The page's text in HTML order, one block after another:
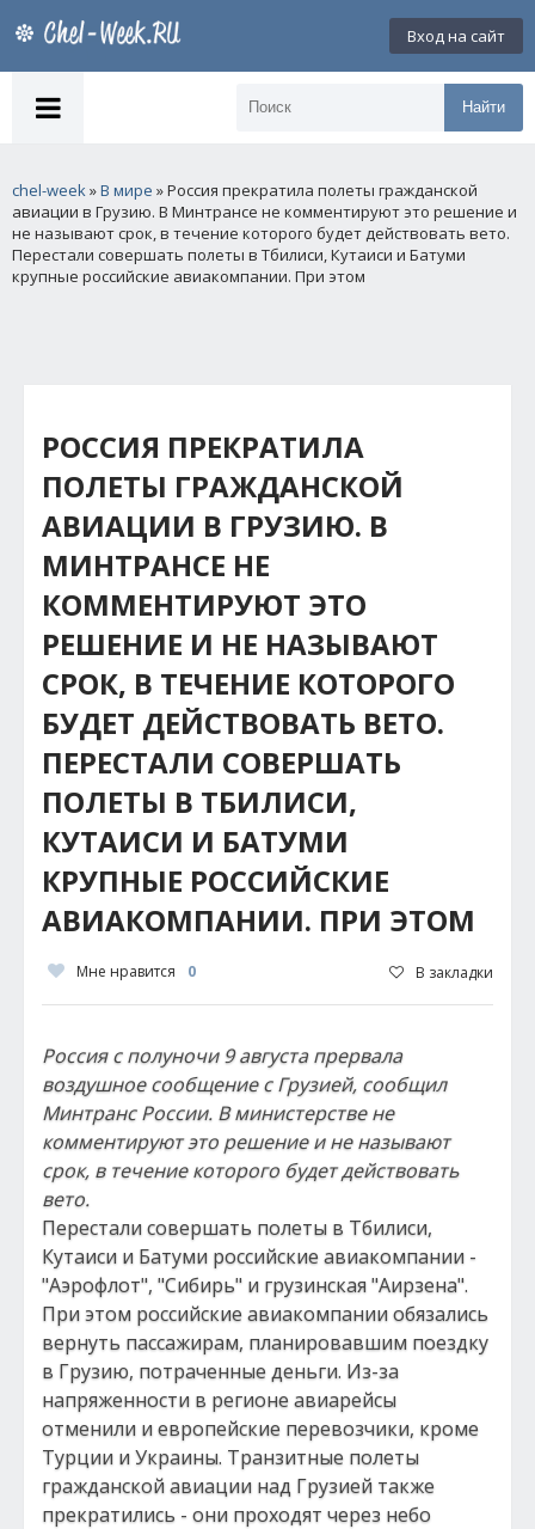
Вход на сайт
Найти
chel-week»В мире » Россия прекратила полеты гражданской
авиации в Грузию. В Минтрансе не комментируют это решение и
не называют срок, в течение которого будет действовать вето.
Перестали совершать полеты в Тбилиси, Кутаиси и Батуми
крупные российские авиакомпании. При этом
РОССИЯ ПРЕКРАТИЛА
ПОЛЕТЫ ГРАЖДАНСКОЙ
АВИАЦИИ В ГРУЗИЮ. В
МИНТРАНСЕ НЕ
КОММЕНТИРУЮТ ЭТО
РЕШЕНИЕ И НЕ НАЗЫВАЮТ
СРОК, В ТЕЧЕНИЕ КОТОРОГО
БУДЕТ ДЕЙСТВОВАТЬ ВЕТО.
ПЕРЕСТАЛИ СОВЕРШАТЬ
ПОЛЕТЫ В ТБИЛИСИ,
КУТАИСИ И БАТУМИ
КРУПНЫЕ РОССИЙСКИЕ
АВИАКОМПАНИИ. ПРИ ЭТОМ
Мне нравится 0 В закладки
Россия с полуночи 9 августа прервала
воздушное сообщение с Грузией, сообщил
Минтранс России. В министерстве не
комментируют это решение и не называют
срок, в течение которого будет действовать
вето.
Перестали совершать полеты в Тбилиси,
Кутаиси и Батуми российские авиакомпании -
"Аэрофлот", "Сибирь" и грузинская "Аирзена".
При этом российские авиакомпании обязались
вернуть пассажирам, планировавшим поездку
в Грузию, потраченные деньги. Из-за
напряженности в регионе авиарейсы
отменили и европейские перевозчики, кроме
Турции и Украины. Транзитные полеты
гражданской авиации над Грузией также
прекратились - они проходят через небо